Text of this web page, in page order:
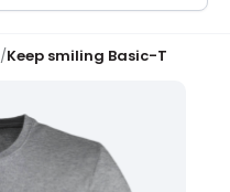
/Keep smiling Basic-T